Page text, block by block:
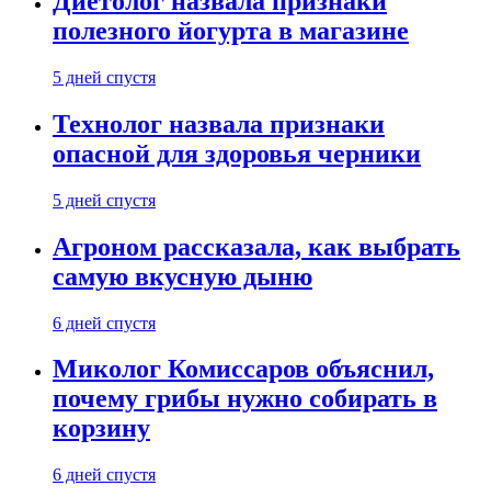
полезного йогурта в магазине
5 дней спустя
Технолог назвала признаки
опасной для здоровья черники
5 дней спустя
Агроном рассказала, как выбрать
самую вкусную дыню
6 дней спустя
Миколог Комиссаров объяснил,
почему грибы нужно собирать в
корзину
6 дней спустя